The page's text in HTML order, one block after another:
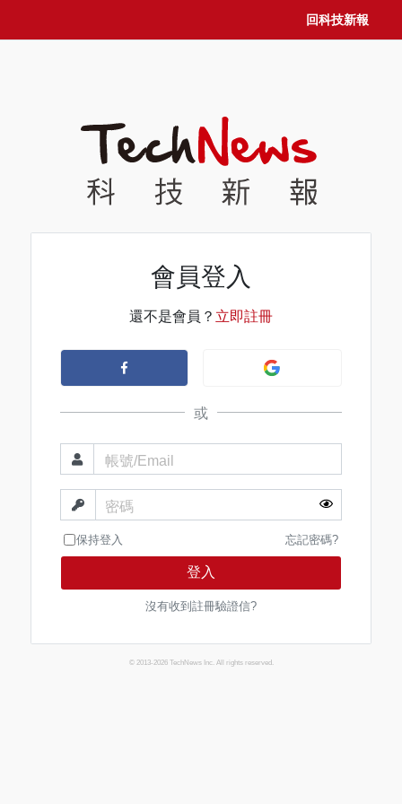
回科技新報
會員登入
還不是會員？ 立即註冊
或
帳號/Email
密碼
保持登入 忘記密碼?
登入
沒有收到註冊驗證信?
© 2013-2026 TechNews Inc. All rights reserved.